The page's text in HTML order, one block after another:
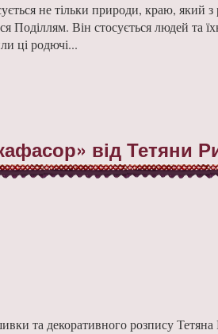
не тільки природи, краю, який з
Він стосується людей та
ці родючі...
від Тетяни
та декоративного розпису